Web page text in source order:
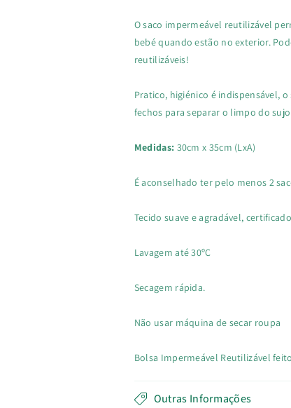
O saco impermeável reutilizável
bebé quando estão no exterior.
reutilizáveis!
Pratico, higiénico é indispensável,
fechos para separar o limpo do
Medidas: 30cm x 35cm (LxA)
É aconselhado ter pelo menos 2
Tecido suave e agradável,
Lavagem até 30ºC
Secagem rápida.
Não usar máquina de secar roupa
Bolsa Impermeável Reutilizável
Outras Informações